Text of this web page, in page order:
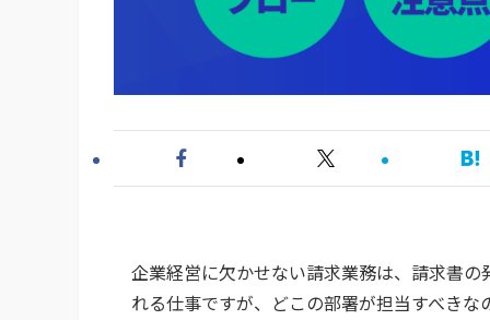
企業経営に欠かせない請求業務は、請求書
れる仕事ですが、どこの部署が担当すべき